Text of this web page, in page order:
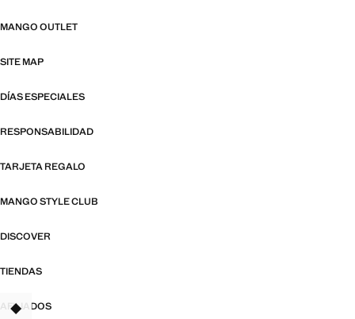
MANGO OUTLET
SITE MAP
DÍAS ESPECIALES
RESPONSABILIDAD
TARJETA REGALO
MANGO STYLE CLUB
DISCOVER
TIENDAS
AFILIADOS